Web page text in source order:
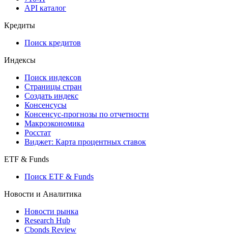
API
API and Data Feed
API каталог
Кредиты
Поиск кредитов
Индексы
Поиск индексов
Страницы стран
Создать индекс
Консенсусы
Макроэкономика
Виджет: Карта процентных ставок
ETF & Funds
Поиск ETF & Funds
Новости и Аналитика